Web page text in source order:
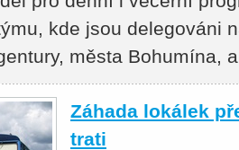
kde jsou delegováni
města Bohumína,
Záhada lokálek
trati